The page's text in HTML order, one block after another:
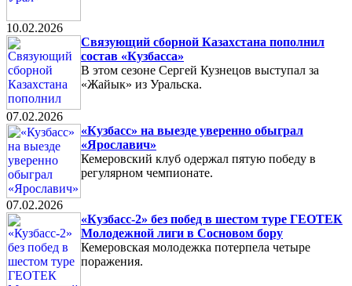
10.02.2026
Связующий сборной Казахстана пополнил
состав «Кузбасса»
В этом сезоне Сергей Кузнецов выступал за
«Жайык» из Уральска.
07.02.2026
«Кузбасс» на выезде уверенно обыграл
«Ярославич»
Кемеровский клуб одержал пятую победу в
регулярном чемпионате.
07.02.2026
«Кузбасс-2» без побед в шестом туре ГЕОТЕК
Молодежной лиги в Сосновом бору
Кемеровская молодежка потерпела четыре
поражения.